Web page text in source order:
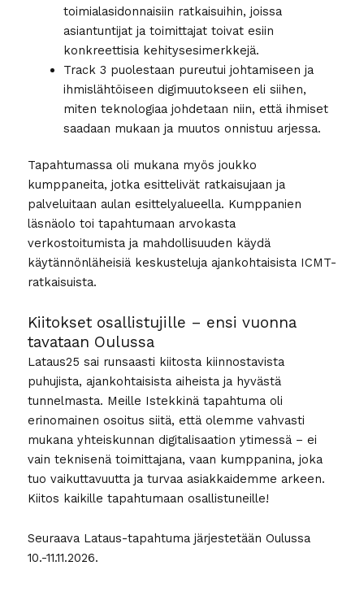
toimialasidonnaisiin ratkaisuihin, joissa
asiantuntijat ja toimittajat toivat esiin
konkreettisia kehitysesimerkkejä.
Track 3 puolestaan pureutui johtamiseen ja
ihmislähtöiseen digimuutokseen eli siihen,
miten teknologiaa johdetaan niin, että ihmiset
saadaan mukaan ja muutos onnistuu arjessa.
Tapahtumassa oli mukana myös joukko
kumppaneita, jotka esittelivät ratkaisujaan ja
palveluitaan aulan esittelyalueella. Kumppanien
läsnäolo toi tapahtumaan arvokasta
verkostoitumista ja mahdollisuuden käydä
käytännönläheisiä keskusteluja ajankohtaisista ICMT-
ratkaisuista.
Kiitokset osallistujille – ensi vuonna
tavataan Oulussa
Lataus25 sai runsaasti kiitosta kiinnostavista
puhujista, ajankohtaisista aiheista ja hyvästä
tunnelmasta. Meille Istekkinä tapahtuma oli
erinomainen osoitus siitä, että olemme vahvasti
mukana yhteiskunnan digitalisaation ytimessä – ei
vain teknisenä toimittajana, vaan kumppanina, joka
tuo vaikuttavuutta ja turvaa asiakkaidemme arkeen.
Kiitos kaikille tapahtumaan osallistuneille!
Seuraava Lataus-tapahtuma järjestetään Oulussa
10.-11.11.2026.